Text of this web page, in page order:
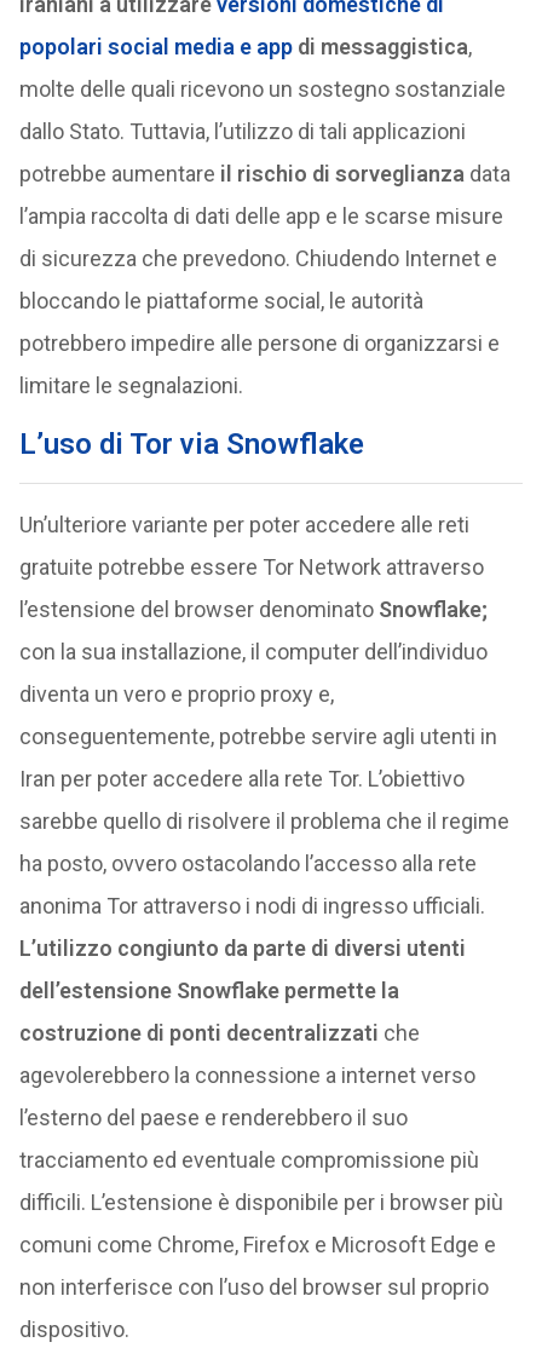
popolari social media e appdi messaggistica,
molte delle quali ricevono un sostegno sostanziale
dallo Stato. Tuttavia, l’utilizzo di tali applicazioni
potrebbe aumentare il rischio di sorveglianza data
l’ampia raccolta di dati delle app e le scarse misure
di sicurezza che prevedono. Chiudendo Internet e
bloccando le piattaforme social, le autorità
potrebbero impedire alle persone di organizzarsi e
limitare le segnalazioni.
L’uso di Tor via Snowflake
Un’ulteriore variante per poter accedere alle reti
gratuite potrebbe essere Tor Network attraverso
l’estensione del browser denominato Snowflake;
con la sua installazione, il computer dell’individuo
diventa un vero e proprio proxy e,
conseguentemente, potrebbe servire agli utenti in
Iran per poter accedere alla rete Tor. L’obiettivo
sarebbe quello di risolvere il problema che il regime
ha posto, ovvero ostacolando l’accesso alla rete
anonima Tor attraverso i nodi di ingresso ufficiali.
L’utilizzo congiunto da parte di diversi utenti
dell’estensione Snowflake permette la
costruzione di ponti decentralizzati che
agevolerebbero la connessione a internet verso
l’esterno del paese e renderebbero il suo
tracciamento ed eventuale compromissione più
difficili. L’estensione è disponibile per i browser più
comuni come Chrome, Firefox e Microsoft Edge e
non interferisce con l’uso del browser sul proprio
dispositivo.